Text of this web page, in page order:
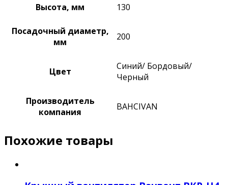
Высота, мм 130
Посадочный диаметр,
мм
200
Цвет
Синий/ Бордовый/
Черный
Производитель
компания
BAHCIVAN
Похожие товары